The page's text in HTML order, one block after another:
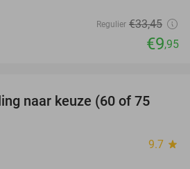
Regulier €33,45
€9,95
52%
naar keuze (60 of 75
9.7 star